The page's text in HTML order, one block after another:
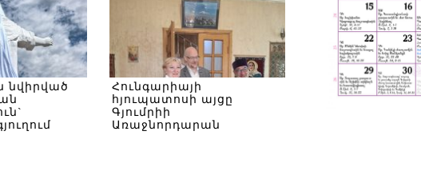
նվիրված
Հունգարիայի
հյուպատոսի այցը
Գյումրիի
Առաջնորդարան